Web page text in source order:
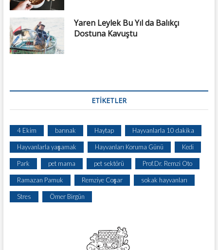
Yaren Leylek Bu Yıl da Balıkçı
Dostuna Kavuştu
ETIKETLER
4 Ekim barınak Haytap Hayvanlarla 10 dakika
Hayvanlarla yaşamak Hayvanları Koruma Günü Kedi
Park pet mama pet sektörü Prof.Dr. Remzi Oto
Ramazan Pamuk Remziye Coşar sokak hayvanları
Stres Ömer Birgün